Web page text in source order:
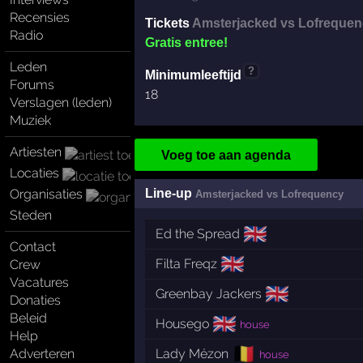
Recensies
Radio
Leden
Forums
Verslagen (leden)
Muziek
Artiesten
Locaties
Organisaties
Steden
Contact
Crew
Vacatures
Donaties
Beleid
Help
Adverteren
Tickets Amsterjacked vs
Gratis entree!
Minimumleeftijd ?
18
Voeg toe aan agenda
Line-up Amsterjacked vs Lofrequency
Ed the Spread 🇬🇧
Filta Freqz 🇬🇧
Greenbay Jackers 🇬🇧
Housego 🇬🇧 house
Lady Mézon 🇧🇪 house